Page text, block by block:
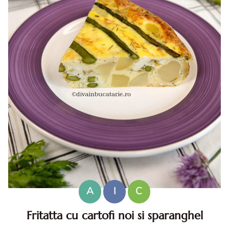
A I
C
Fritatta cu cartofi noi si sparanghel